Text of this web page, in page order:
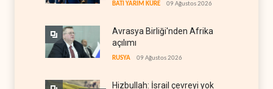
BATI YARIM KÜRE 09 Ağustos 2026
Avrasya Birliği'nden Afrika
açılımı
RUSYA 09 Ağustos 2026
Hizbullah: İsrail çevreyi yok